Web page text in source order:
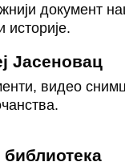
документ
историје.
Јасеновац
видео